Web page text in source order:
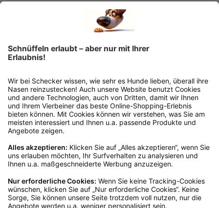
Rücksendung?
Bitte fülle das Rücksendeformular aus. Dieses
findest du online. Verpacke die Artikel
anschließend sicher und klebe das
Rücksendeetikett auf das Paket. Dieses kannst du
dir in deinem Kundenkonto anfordern. Hast du als
verkauf@schecker.de oder rufe zu unseren
Servicezeiten an, dann lassen wir dir ein